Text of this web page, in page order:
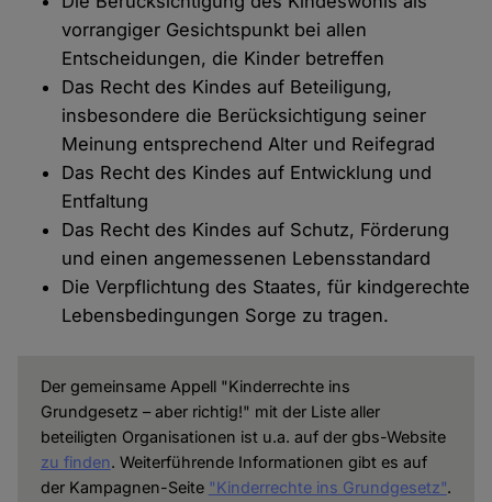
vorrangiger Gesichtspunkt bei allen
Entscheidungen, die Kinder betreffen
Das Recht des Kindes auf Beteiligung,
insbesondere die Berücksichtigung seiner
Meinung entsprechend Alter und Reifegrad
Das Recht des Kindes auf Entwicklung und
Entfaltung
Das Recht des Kindes auf Schutz, Förderung
und einen angemessenen Lebensstandard
Die Verpflichtung des Staates, für kindgerechte
Lebensbedingungen Sorge zu tragen.
Der gemeinsame Appell "Kinderrechte ins
Grundgesetz – aber richtig!" mit der Liste aller
beteiligten Organisationen ist u.a. auf der gbs-Website
zu finden. Weiterführende Informationen gibt es auf
der Kampagnen-Seite "Kinderrechte ins Grundgesetz".